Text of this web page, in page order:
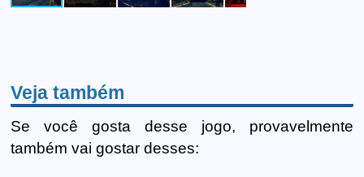
Veja também
Se você gosta desse jogo, provavelmente
também vai gostar desses: